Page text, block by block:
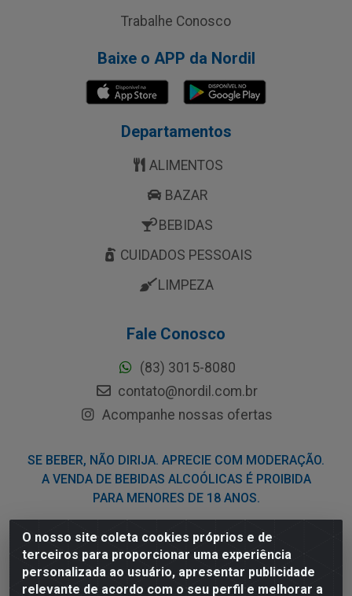
O nosso site coleta cookies próprios e de
terceiros para proporcionar uma experiência
personalizada ao usuário, apresentar publicidade
relevante de acordo com o seu perfil e melhorar a
Trabalhe Conosco
Baixe o APP da Nordil
Departamentos
ALIMENTOS
BAZAR
BEBIDAS
CUIDADOS PESSOAIS
LIMPEZA
Fale Conosco
(83) 3015-8080
contato@nordil.com.br
Acompanhe nossas ofertas
SE BEBER, NÃO DIRIJA. APRECIE COM MODERAÇÃO.
A VENDA DE BEBIDAS ALCOÓLICAS É PROIBIDA
PARA MENORES DE 18 ANOS.
Nordil Distribuidora - Avenida Liberdade, 2738, Bloco F -
Sesi - Bayeux/PB - CEP 58.111-400 - CNPJ
03.775.813/0001-41